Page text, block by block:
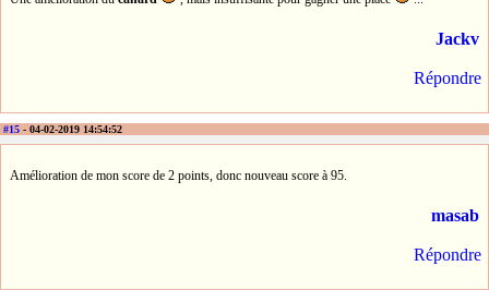
Jackv
Répondre
#15 - 04-02-2019 14:54:52
Amélioration de mon score de 2 points, donc nouveau score à 95.
masab
Répondre